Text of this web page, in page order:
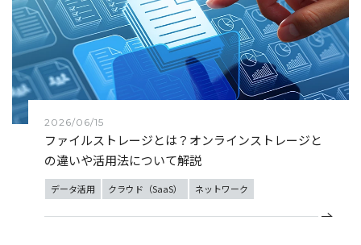
2026/06/15
ファイルストレージとは？オンラインストレージと
の違いや活用法について解説
データ活用 クラウド（SaaS） ネットワーク